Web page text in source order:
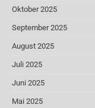
Oktober 2025
September 2025
August 2025
Juli 2025
Juni 2025
Mai 2025